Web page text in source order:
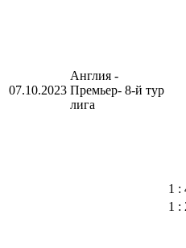
07.10.2023
Англия -
Премьер-
лига
8-й тур
1 :
1 :